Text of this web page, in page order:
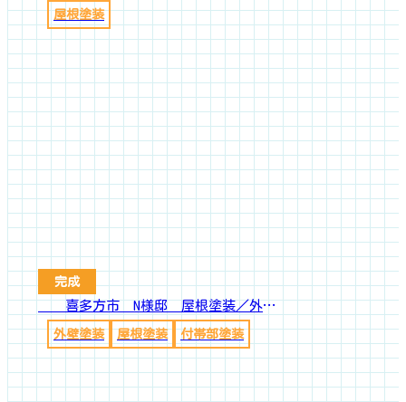
屋根塗装
完成
喜多方市 N様邸 屋根塗装／外壁塗装工事
外壁塗装 屋根塗装 付帯部塗装